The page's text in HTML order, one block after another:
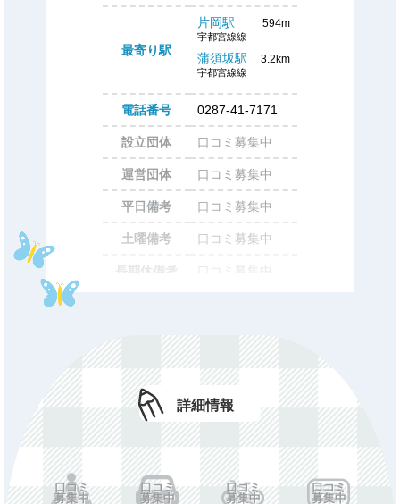
最寄り駅
片岡駅 594m
宇都宮線線
蒲須坂駅 3.2km
宇都宮線線
電話番号 0287-41-7171
設立団体 口コミ募集中
運営団体 口コミ募集中
平日備考 口コミ募集中
土曜備考 口コミ募集中
長期休備考 口コミ募集中
月額費用 口コミ募集中
年額費用 口コミ募集中
ホームペー
ジ
口コミ募集中
施設情報を投稿する
詳細情報
口コミ
募集中
口コミ
募集中
口コミ
募集中
口コミ
募集中